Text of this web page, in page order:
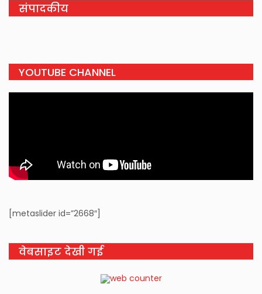
संपादकीय
YOUTUBE CHANNEL
[metaslider id=”2668″]
वेबसाइट देखी गई